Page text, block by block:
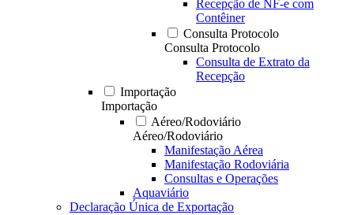
Recepção de NF-e com
Contêiner
Consulta Protocolo
Consulta Protocolo
Consulta de Extrato da
Recepção
Importação
Importação
Aéreo/Rodoviário
Aéreo/Rodoviário
Manifestação Aérea
Manifestação Rodoviária
Consultas e Operações
Aquaviário
Declaração Única de Exportação